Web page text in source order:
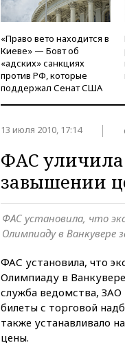
«Право вето находится в
Киеве» — Бовт об
«адских» санкциях
против РФ, которые
поддержал Сенат США
13 июля 2010, 17:14
ФАС уличила
завышении
ФАС установила, что
Олимпиаду в Ванкувере
ФАС установила, что
Олимпиаду в
служба ведомства,
билеты с торговой
также устанавливало
цены.